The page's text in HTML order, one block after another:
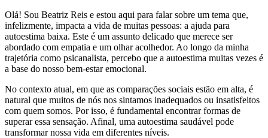
Olá! Sou Beatriz Reis e estou aqui para falar sobre um tema que,
infelizmente, impacta a vida de muitas pessoas: a ajuda para
autoestima baixa. Este é um assunto delicado que merece ser
abordado com empatia e um olhar acolhedor. Ao longo da minha
trajetória como psicanalista, percebo que a autoestima muitas vezes é
a base do nosso bem-estar emocional.
No contexto atual, em que as comparações sociais estão em alta, é
natural que muitos de nós nos sintamos inadequados ou insatisfeitos
com quem somos. Por isso, é fundamental encontrar formas de
superar essa sensação. Afinal, uma autoestima saudável pode
transformar nossa vida em diferentes níveis.